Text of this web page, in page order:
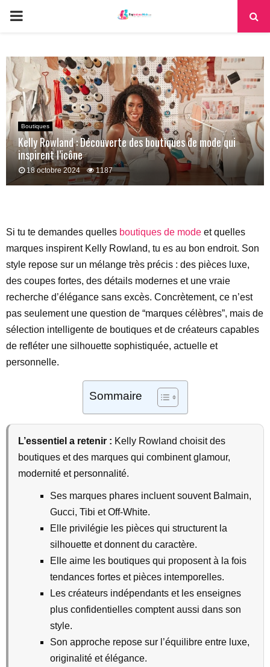
PRIMARY
Boutiques
Kelly Rowland : Découverte des boutiques de mode qui
inspirent l’icône
18 octobre 2024 1187
Si tu te demandes quelles boutiques de mode et quelles
marques inspirent Kelly Rowland, tu es au bon endroit. Son
style repose sur un mélange très précis : des pièces luxe,
des coupes fortes, des détails modernes et une vraie
recherche d’élégance sans excès. Concrètement, ce n’est
pas seulement une question de “marques célèbres”, mais de
sélection intelligente de boutiques et de créateurs capables
de refléter une silhouette sophistiquée, actuelle et
personnelle.
Sommaire
L’essentiel a retenir : Kelly Rowland choisit des
boutiques et des marques qui combinent glamour,
modernité et personnalité.
Ses marques phares incluent souvent Balmain,
Gucci, Tibi et Off-White.
Elle privilégie les pièces qui structurent la
silhouette et donnent du caractère.
Elle aime les boutiques qui proposent à la fois
tendances fortes et pièces intemporelles.
Les créateurs indépendants et les enseignes
plus confidentielles comptent aussi dans son
style.
Son approche repose sur l’équilibre entre luxe,
originalité et élégance.